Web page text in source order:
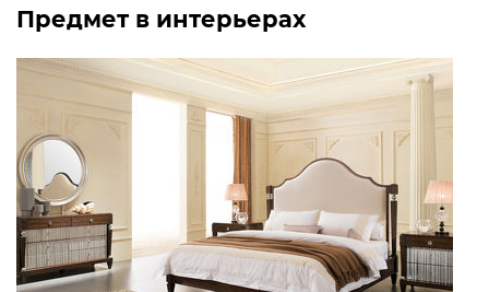
Предмет в интерьерах